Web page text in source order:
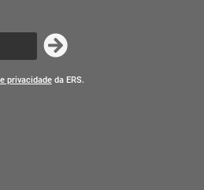
privacidadeda ERS.